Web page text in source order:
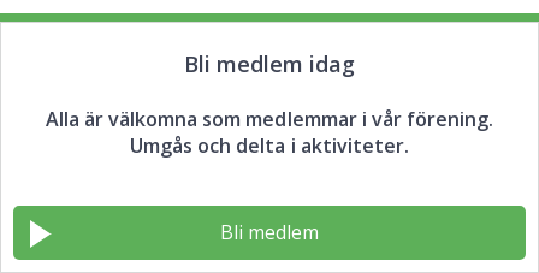
Bli medlem idag
Alla är välkomna som medlemmar i vår förening.
Umgås och delta i aktiviteter.
Bli medlem